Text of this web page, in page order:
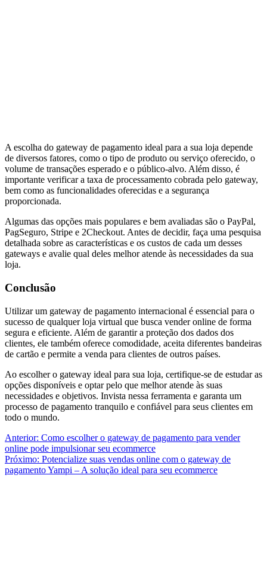
A escolha do gateway de pagamento ideal para a sua loja depende
de diversos fatores, como o tipo de produto ou serviço oferecido, o
volume de transações esperado e o público-alvo. Além disso, é
importante verificar a taxa de processamento cobrada pelo gateway,
bem como as funcionalidades oferecidas e a segurança
proporcionada.
Algumas das opções mais populares e bem avaliadas são o PayPal,
PagSeguro, Stripe e 2Checkout. Antes de decidir, faça uma pesquisa
detalhada sobre as características e os custos de cada um desses
gateways e avalie qual deles melhor atende às necessidades da sua
loja.
Conclusão
Utilizar um gateway de pagamento internacional é essencial para o
sucesso de qualquer loja virtual que busca vender online de forma
segura e eficiente. Além de garantir a proteção dos dados dos
clientes, ele também oferece comodidade, aceita diferentes bandeiras
de cartão e permite a venda para clientes de outros países.
Ao escolher o gateway ideal para sua loja, certifique-se de estudar as
opções disponíveis e optar pelo que melhor atende às suas
necessidades e objetivos. Invista nessa ferramenta e garanta um
processo de pagamento tranquilo e confiável para seus clientes em
todo o mundo.
Navegação
de
Post
Anterior: Como escolher o gateway de pagamento para vender
online pode impulsionar seu ecommerce
Próximo: Potencialize suas vendas online com o gateway de
pagamento Yampi – A solução ideal para seu ecommerce